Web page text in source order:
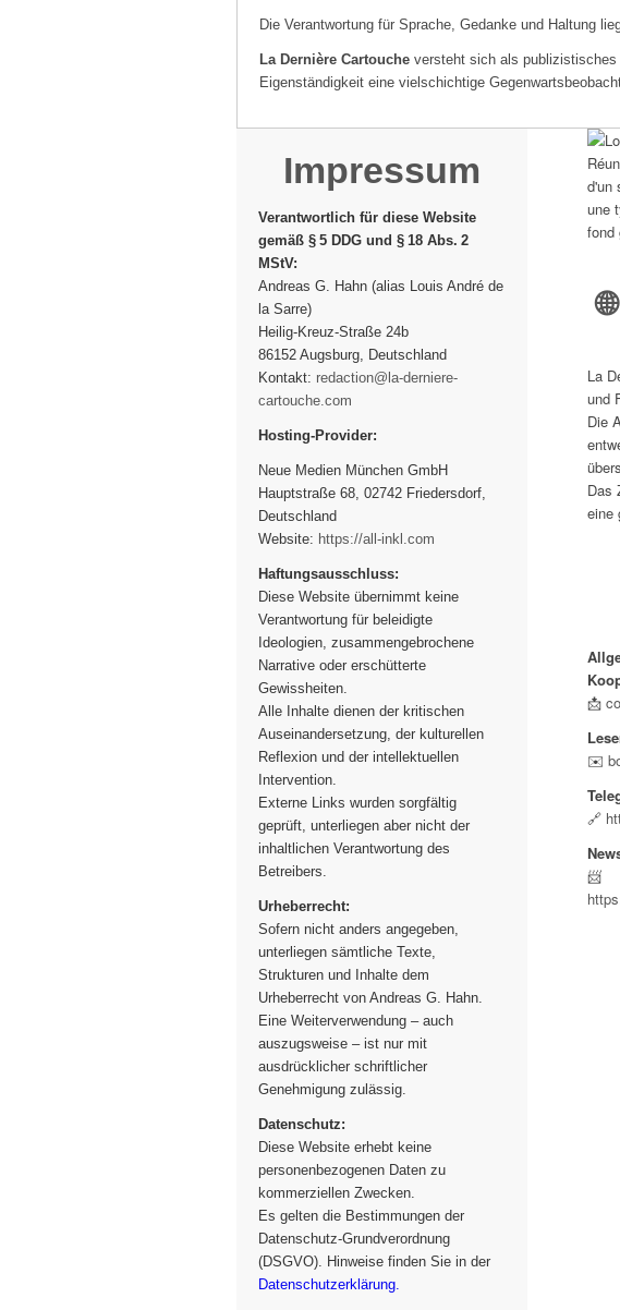
Die Verantwortung für Sprache, Gedanke und Haltung
La Dernière Cartouche versteht sich als
Eigenständigkeit eine vielschichtige
Impressum
Verantwortlich für diese Website
gemäß § 5 DDG und § 18 Abs. 2
MStV:
Andreas G. Hahn (alias Louis André de
la Sarre)
Heilig-Kreuz-Straße 24b
86152 Augsburg, Deutschland
Kontakt: redaction@la-derniere-
cartouche.com
Hosting-Provider:
Neue Medien München GmbH
Hauptstraße 68, 02742 Friedersdorf,
Deutschland
Website: https://all-inkl.com
Haftungsausschluss:
Diese Website übernimmt keine
Verantwortung für beleidigte
Ideologien, zusammengebrochene
Narrative oder erschütterte
Gewissheiten.
Alle Inhalte dienen der kritischen
Auseinandersetzung, der kulturellen
Reflexion und der intellektuellen
Intervention.
Externe Links wurden sorgfältig
geprüft, unterliegen aber nicht der
inhaltlichen Verantwortung des
Betreibers.
Urheberrecht:
Sofern nicht anders angegeben,
unterliegen sämtliche Texte,
Strukturen und Inhalte dem
Urheberrecht von Andreas G. Hahn.
Eine Weiterverwendung – auch
auszugsweise – ist nur mit
ausdrücklicher schriftlicher
Genehmigung zulässig.
Datenschutz:
Diese Website erhebt keine
personenbezogenen Daten zu
kommerziellen Zwecken.
Es gelten die Bestimmungen der
Datenschutz-Grundverordnung
(DSGVO). Hinweise finden Sie in der
Datenschutzerklärung.
La
und
Die
Das
eine
📩
✉️
🔗
📨